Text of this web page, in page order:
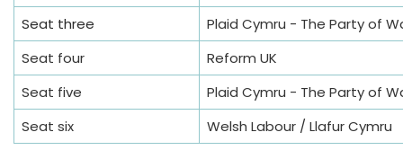
Seat three
Plaid Cymru - The Party of
Seat four
Reform UK
Seat five
Plaid Cymru - The Party of
Seat six
Welsh Labour / Llafur Cymru